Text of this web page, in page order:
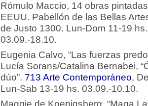
Rómulo Maccio, 14 obras
EEUU. Pabellón de las Bellas
de Justo 1300. Lun-Dom 11-19
03.09.-18.10.
Eugenia Calvo, “Las fuerzas
Lucía Sorans/Catalina Bernabei,
dúo”. 713 Arte Contemporáneo,
Lun-Sab 13-19 hs. 03.09.-10.10.
Maggie de Koenigsberg, “Maga